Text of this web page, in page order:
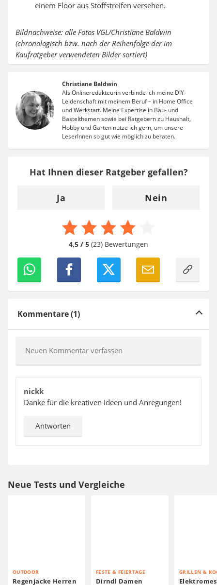
einem Floor aus Stoffstreifen versehen.
Bildnachweise: alle Fotos VGL/Christiane Baldwin
(chronologisch bzw. nach der Reihenfolge der im
Kaufratgeber verwendeten Bilder sortiert)
Christiane Baldwin
Als Onlineredakteurin verbinde ich meine DIY-
Leidenschaft mit meinem Beruf – in Home Office
und Werkstatt. Meine Expertise in Bau- und
Bastelthemen sowie bei Ratgebern zu Haushalt,
Hobby und Garten nutze ich gern, um unsere
LeserInnen so gut wie möglich zu beraten.
Hat Ihnen dieser Ratgeber gefallen?
Ja Nein
4,5 / 5 (23) Bewertungen
Kommentare (1)
Neuen Kommentar verfassen
nickk
Danke für die kreativen Ideen und Anregungen!
Antworten
Neue Tests und Vergleiche
OUTDOOR
Regenjacke Herren
FESTE & FEIERTAGE
Dirndl Damen
GRILLEN &